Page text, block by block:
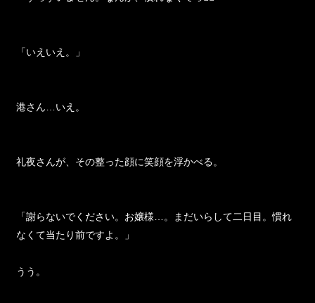
「いえいえ。」
港さん…いえ。
礼夜さんが、その整った顔に笑顔を浮かべる。
「謝らないでください。お嬢様…。まだいらして二日目。慣れ
なくて当たり前ですよ。」
うう。